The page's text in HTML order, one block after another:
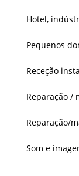
Hotel,
Pequenos
Receção
Reparação /
Reparação/
Som e